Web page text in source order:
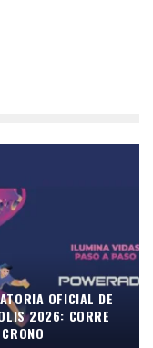
OFICIAL DE
2026: CORRE